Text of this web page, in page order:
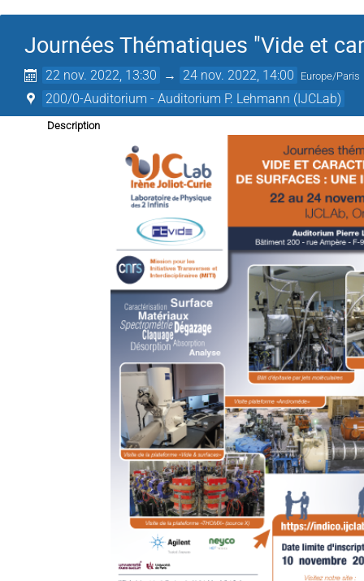
Journées Thématiques "Vide et
22 nov. 2022, 13:30 → 24 nov. 2022, 14:00 Europe/Paris
200/0-Auditorium - Auditorium P. Lehmann (IJCLab)
Description